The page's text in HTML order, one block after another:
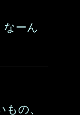
なーん
の、